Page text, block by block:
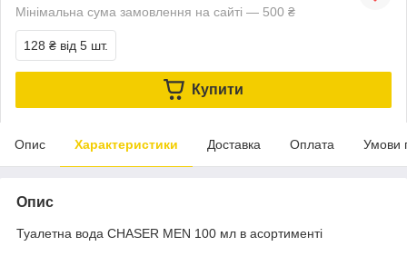
Мінімальна сума замовлення на сайті — 500 ₴
128 ₴ від 5 шт.
Купити
Опис Характеристики Доставка Оплата Умови
Опис
Туалетна вода CHASER MEN 100 мл в асортименті